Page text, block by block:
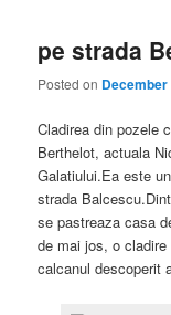
pe strada
Posted on December
Cladirea din pozele
Berthelot, actuala
Galatiului.Ea este
strada
se pastreaza casa
de mai jos, o
calcanul descoperit